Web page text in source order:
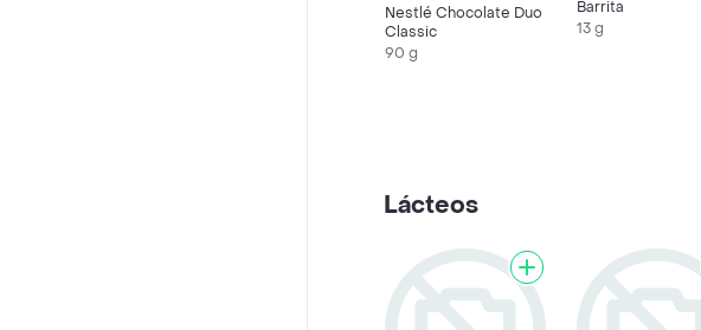
Nestlé Chocolate Duo
Classic
90 g
Barrita
13 g
Lácteos